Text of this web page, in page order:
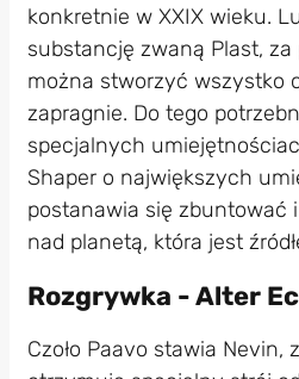
konkretnie w XXIX wieku.
substancję zwaną Plast,
można stworzyć wszystko
zapragnie. Do tego
specjalnych
Shaper o największych
postanawia się zbuntować
nad planetą, która jest
Rozgrywka - Alter
Czoło Paavo stawia Nevin,